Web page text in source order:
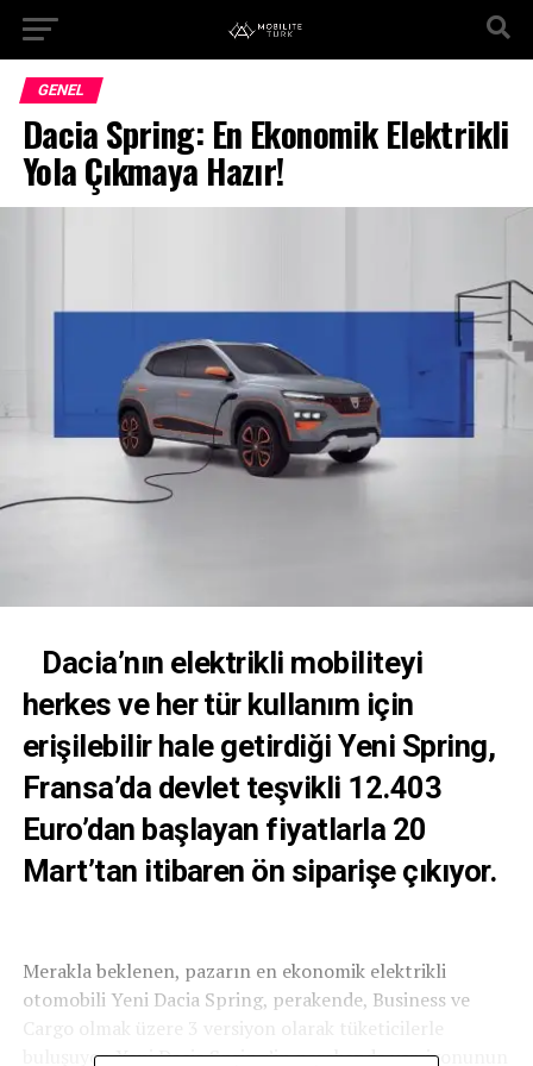
GENEL
Dacia Spring: En Ekonomik Elektrikli
Yola Çıkmaya Hazır!
Dacia’nın elektrikli mobiliteyi
herkes ve her tür kullanım için
erişilebilir hale getirdiği Yeni Spring,
Fransa’da devlet teşvikli 12.403
Euro’dan başlayan fiyatlarla 20
Mart’tan itibaren ön siparişe çıkıyor.
Merakla beklenen, pazarın en ekonomik elektrikli
otomobili Yeni Dacia Spring, perakende, Business ve
Cargo olmak üzere 3 versiyon olarak tüketicilerle
buluşuyor. Yeni Dacia Spring’in perakende versiyonunun